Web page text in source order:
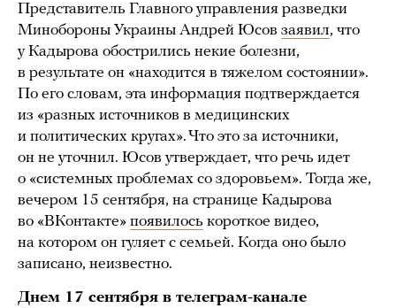
Представитель Главного управления разведки
Минобороны Украины Андрей Юсов заявил, что
у Кадырова обострились некие болезни,
в результате он «находится в тяжелом состоянии».
По его словам, эта информация подтверждается
из «разных источников в медицинских
и политических кругах». Что это за источники,
он не уточнил. Юсов утверждает, что речь идет
о «системных проблемах со здоровьем». Тогда же,
вечером 15 сентября, на странице Кадырова
во «ВКонтакте» появилось короткое видео,
на котором он гуляет с семьей. Когда оно было
записано, неизвестно.
Днем 17 сентября в телеграм-канале